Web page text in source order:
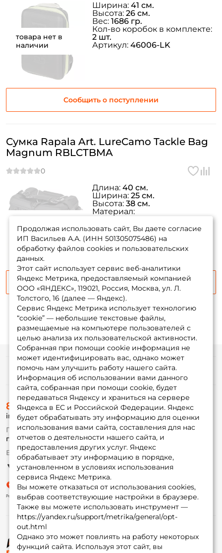
товара нет в
наличии
Сообщить о поступлении
Ширина: 41 см.
Высота: 26 см.
Вес: 1686 гр.
Кол-во коробок в комплекте:
2 шт.
Артикул: 46006-LK
наличии
Сумка Rapala Art. LureCamo Tackle Bag
Magnum RBLCTBMA
Сообщить о поступлении
Длина: 40 см.
Ширина: 25 см.
Высота: 38 см.
Материал:
водонепроницаемая ткань
Вес:1600 гр.
Продолжая использовать сайт, Вы даете согласие
ИП Васильев А.А. (ИНН 501305075486) на
обработку файлов cookies и пользовательских
данных.
Этот сайт использует сервис веб-аналитики
Яндекс Метрика, предоставляемый компанией
ООО «ЯНДЕКС», 119021, Россия, Москва, ул. Л.
Толстого, 16 (далее — Яндекс).
Сервис Яндекс Метрика использует технологию
“cookie” — небольшие текстовые файлы,
размещаемые на компьютере пользователей с
целью анализа их пользовательской активности.
Собранная при помощи cookie информация не
может идентифицировать вас, однако может
помочь нам улучшить работу нашего сайта.
Информация об использовании вами данного
сайта, собранная при помощи cookie, будет
передаваться Яндексу и храниться на сервере
Яндекса в ЕС и Российской Федерации. Яндекс
будет обрабатывать эту информацию для оценки
использования вами сайта, составления для нас
отчетов о деятельности нашего сайта, и
предоставления других услуг. Яндекс
обрабатывает эту информацию в порядке,
установленном в условиях использования
сервиса Яндекс Метрика.
Вы можете отказаться от использования cookies,
выбрав соответствующие настройки в браузере.
Также вы можете использовать инструмент —
https://yandex.ru/support/metrika/general/opt-
out.html
Однако это может повлиять на работу некоторых
функций сайта. Используя этот сайт, вы
© ФоксФишинг, 2009-2026
Информация
О магазине
Доставка
Оплата
Fox-bonus
Гуру
Партнерская программа
8 (495) 532-77-88
info@foxfishing.ru
По вопросам с заказом
г. Москва, ул. Плеханова д.7
Ежедневно 10:00 до 20:00